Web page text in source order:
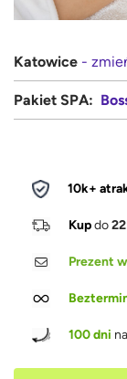
Katowice -
Pakiet SPA:
10k+
Kupdo
Prezent
100 dni